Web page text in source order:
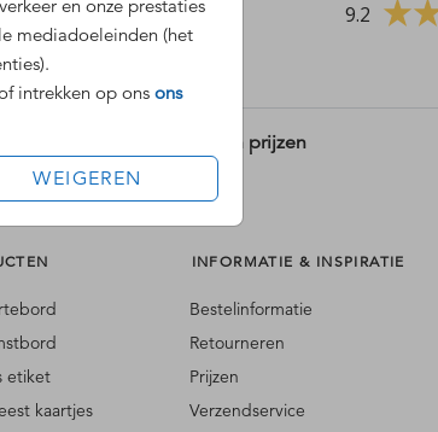
en onze prestaties
mediadoeleinden (het
intrekken op ons ons
WEIGEREN
9.2
Formaten en prijzen
etiket
kaartjes
INFORMATIE & INSPIRATIE
Bestelinformatie
Retourneren
Prijzen
Verzendservice